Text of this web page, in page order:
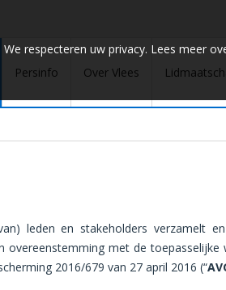
Persinfo Over Vlees
leden en stakeholders verzamelt en
overeenstemming met de toepasselijke
cherming 2016/679 van 27 april 2016 (“
respecteren uw privacy. Lees meer